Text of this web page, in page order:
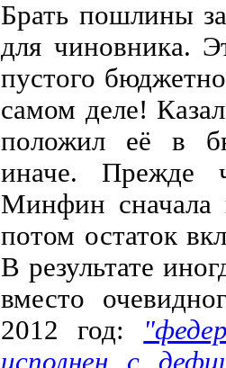
Брать пошлины
для чиновника.
пустого
самом деле!
положил её в
иначе. Прежде
Минфин сначала
потом остаток
В результате
вместо
2012 год:
исполнен с